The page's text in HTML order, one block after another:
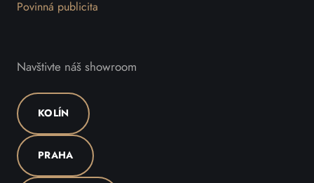
Povinná publicita
Navštivte náš showroom
KOLÍN
PRAHA